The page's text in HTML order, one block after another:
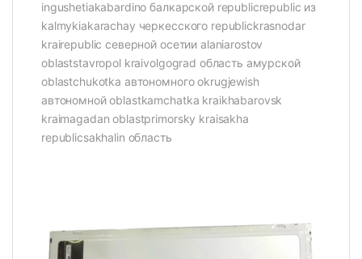
ingushetiakabardino балкарской republicrepublic из
kalmykiakarachay черкесского republickrasnodar
krairepublic северной осетии alaniarostov
oblaststavropol kraivolgograd область амурской
oblastchukotka автономного okrugjewish
автономной oblastkamchatka kraikhabarovsk
kraimagadan oblastprimorsky kraisakha
republicsakhalin область